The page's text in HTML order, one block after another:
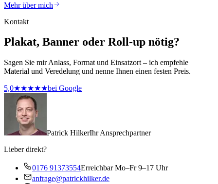
Mehr über mich
Kontakt
Plakat, Banner oder Roll-up nötig?
Sagen Sie mir Anlass, Format und Einsatzort – ich empfehle
Material und Veredelung und nenne Ihnen einen festen Preis.
5,0★★★★★bei Google
Patrick HilkerIhr Ansprechpartner
Lieber direkt?
0176 91373554Erreichbar Mo–Fr 9–17 Uhr
anfrage@patrickhilker.de